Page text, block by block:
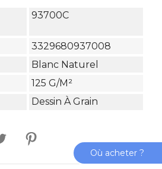
93700C
3329680937008
Blanc Naturel
125 G/m²
Dessin À Grain
Où acheter ?